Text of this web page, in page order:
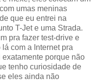
umas meninas
que eu entrei na
T-Jet e uma Strada.
pra fazer test-drive e
com a Internet pra
porque não
tenho curiosidade de
eles ainda não